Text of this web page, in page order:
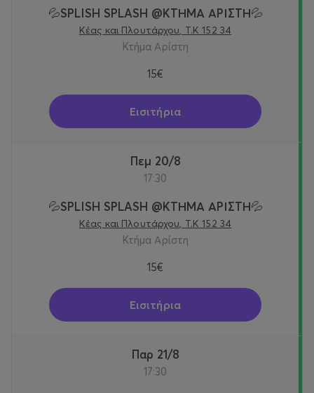
💦SPLISH SPLASH @KTΗΜΑ ΑΡΙΣΤΗ💦
Κέας και Πλουτάρχου, Τ.Κ 152 34
Κτήμα Αρίστη
15€
Εισιτήρια
Πεμ 20/8
17:30
💦SPLISH SPLASH @KTΗΜΑ ΑΡΙΣΤΗ💦
Κέας και Πλουτάρχου, Τ.Κ 152 34
Κτήμα Αρίστη
15€
Εισιτήρια
Παρ 21/8
17:30